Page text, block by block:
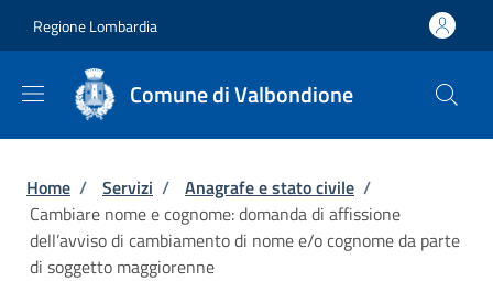
Regione Lombardia
Comune di Valbondione
Briciole di pane
Home / Servizi / Anagrafe e stato civile /
Cambiare nome e cognome: domanda di affissione
dell’avviso di cambiamento di nome e/o cognome da parte
di soggetto maggiorenne